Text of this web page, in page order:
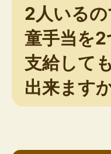
2人いる
童手当を
支給して
出来ます